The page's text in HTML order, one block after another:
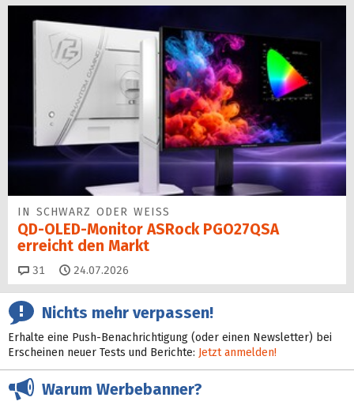
IN SCHWARZ ODER WEISS
QD-OLED-Monitor ASRock PGO27QSA
erreicht den Markt
31 Kommentare
24.07.2026
Nichts mehr verpassen!
Erhalte eine Push-Benachrichtigung (oder einen Newsletter) bei
Erscheinen neuer Tests und Berichte: Jetzt anmelden!
Warum Werbebanner?